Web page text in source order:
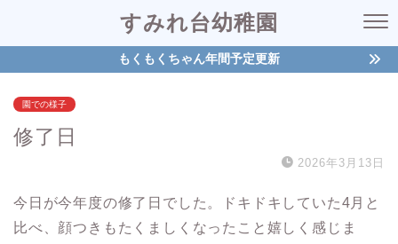
すみれ台幼稚園
もくもくちゃん年間予定更新
園での様子
修了日
2026年3月13日
今日が今年度の修了日でした。ドキドキしていた4月と
比べ、顔つきもたくましくなったこと嬉しく感じま